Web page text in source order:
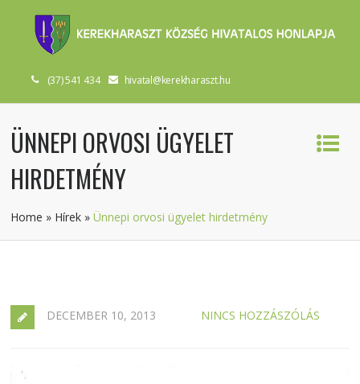
(37) 541 434 hivatal@kerekharaszt.hu
ÜNNEPI ORVOSI ÜGYELET
HIRDETMÉNY
Home » Hírek »Ünnepi orvosi ügyelet hirdetmény
DECEMBER 10, 2013 NINCS HOZZÁSZÓLÁS